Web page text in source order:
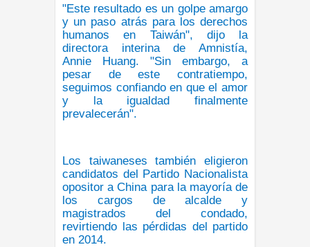
"Este resultado es un golpe amargo
y un paso atrás para los derechos
humanos en Taiwán", dijo la
directora interina de Amnistía,
Annie Huang. "Sin embargo, a
pesar de este contratiempo,
seguimos confiando en que el amor
y la igualdad finalmente
prevalecerán".
Los taiwaneses también eligieron
candidatos del Partido Nacionalista
opositor a China para la mayoría de
los cargos de alcalde y
magistrados del condado,
revirtiendo las pérdidas del partido
en 2014.